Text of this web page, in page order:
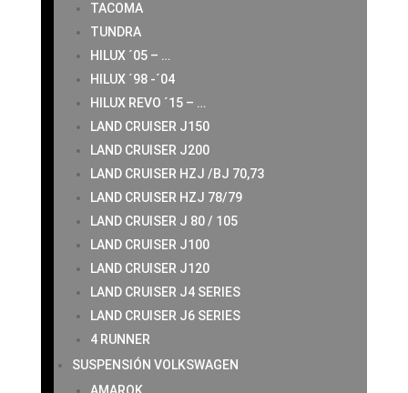
TACOMA
TUNDRA
HILUX ´05 – …
HILUX ´98 -´04
HILUX REVO ´15 – …
LAND CRUISER J150
LAND CRUISER J200
LAND CRUISER HZJ /BJ 70,73
LAND CRUISER HZJ 78/79
LAND CRUISER J 80 / 105
LAND CRUISER J100
LAND CRUISER J120
LAND CRUISER J4 SERIES
LAND CRUISER J6 SERIES
4 RUNNER
SUSPENSIÓN VOLKSWAGEN